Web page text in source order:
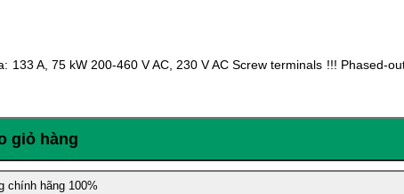
A, 75 kW 200-460 V AC, 230 V AC Screw terminals !!! Phased-
giỏ hàng
chính hãng 100%